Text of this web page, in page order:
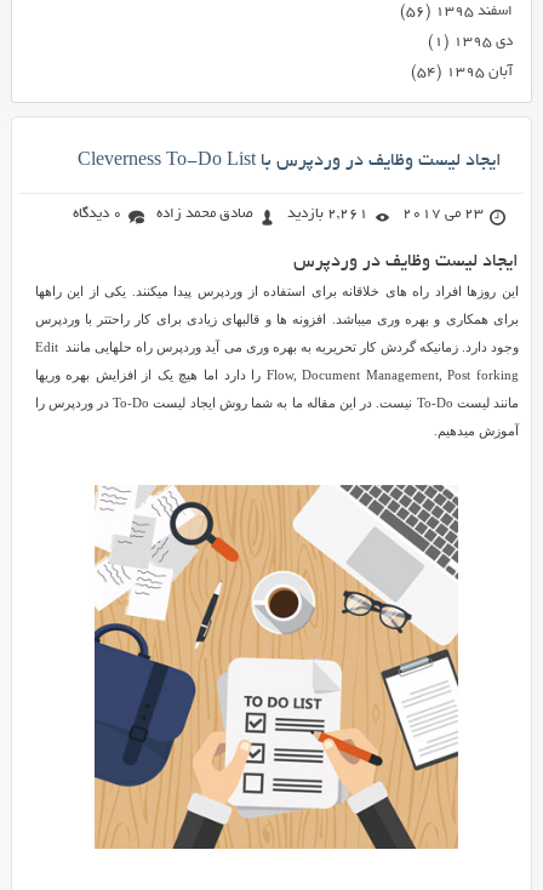
اسفند ۱۳۹۵
(۵۶)
دی ۱۳۹۵
(۱)
آبان ۱۳۹۵
(۵۴)
ایجاد لیست وظایف در وردپرس با Cleverness To-Do List
23 می 2017 2,261 بازدید صادق محمد زاده 0 دیدگاه
ایجاد لیست وظایف در وردپرس
این روزها افراد راه های خلاقانه برای استفاده از وردپرس پیدا میکنند. یکی از این راهها
برای همکاری و بهره وری میباشد. افزونه ها و قالبهای زیادی برای کار راحتتر با وردپرس
وجود دارد. زمانیکه گردش کار تحریریه به بهره وری می آید وردپرس راه حلهایی مانند Edit
Flow, Document Management, Post forking را دارد اما هیچ یک از افزایش بهره وریها
مانند لیست To-Do نیست. در این مقاله ما به شما روش ایجاد لیست To-Do در وردپرس را
آموزش میدهیم.